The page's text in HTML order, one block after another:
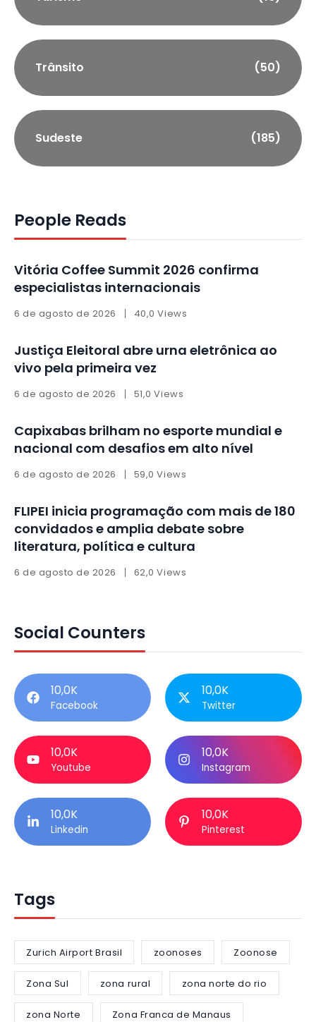
Trânsito (50)
Sudeste (185)
People Reads
Vitória Coffee Summit 2026 confirma
especialistas internacionais
6 de agosto de 2026 40,0 Views
Justiça Eleitoral abre urna eletrônica ao
vivo pela primeira vez
6 de agosto de 2026 51,0 Views
Capixabas brilham no esporte mundial e
nacional com desafios em alto nível
6 de agosto de 2026 59,0 Views
FLIPEI inicia programação com mais de 180
convidados e amplia debate sobre
literatura, política e cultura
6 de agosto de 2026 62,0 Views
Social Counters
10,0K
Facebook
10,0K
Twitter
10,0K
Youtube
10,0K
Instagram
10,0K
Linkedin
10,0K
Pinterest
Tags
Zurich Airport Brasil zoonoses Zoonose
Zona Sul zona rural zona norte do rio
zona Norte Zona Franca de Manaus